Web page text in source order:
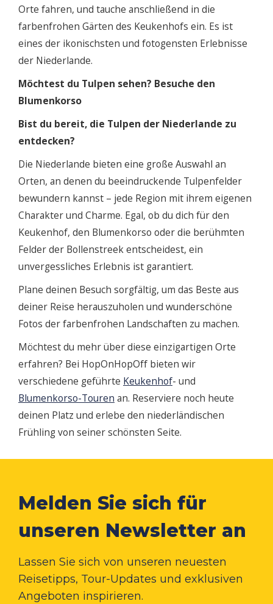
Orte fahren, und tauche anschließend in die
farbenfrohen Gärten des Keukenhofs ein. Es ist
eines der ikonischsten und fotogensten Erlebnisse
der Niederlande.
Möchtest du Tulpen sehen? Besuche den
Blumenkorso
Bist du bereit, die Tulpen der Niederlande zu
entdecken?
Die Niederlande bieten eine große Auswahl an
Orten, an denen du beeindruckende Tulpenfelder
bewundern kannst – jede Region mit ihrem eigenen
Charakter und Charme. Egal, ob du dich für den
Keukenhof, den Blumenkorso oder die berühmten
Felder der Bollenstreek entscheidest, ein
unvergessliches Erlebnis ist garantiert.
Plane deinen Besuch sorgfältig, um das Beste aus
deiner Reise herauszuholen und wunderschöne
Fotos der farbenfrohen Landschaften zu machen.
Möchtest du mehr über diese einzigartigen Orte
erfahren? Bei HopOnHopOff bieten wir
verschiedene geführte Keukenhof- und
Blumenkorso-Touren an. Reserviere noch heute
deinen Platz und erlebe den niederländischen
Frühling von seiner schönsten Seite.
Melden Sie sich für
unseren Newsletter an
Lassen Sie sich von unseren neuesten
Reisetipps, Tour-Updates und exklusiven
Angeboten inspirieren.